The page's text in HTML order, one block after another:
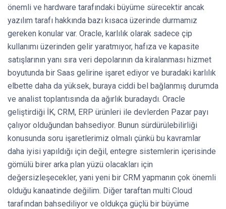
önemli ve hardware tarafındaki büyüme sürecektir ancak
yazılım tarafı hakkında bazı kısaca üzerinde durmamız
gereken konular var. Oracle, karlılık olarak sadece çip
kullanımı üzerinden gelir yaratmıyor, hafıza ve kapasite
satışlarının yanı sıra veri depolarının da kiralanması hizmet
boyutunda bir Saas gelirine işaret ediyor ve buradaki karlılık
elbette daha da yüksek, buraya ciddi bel bağlanmış durumda
ve analist toplantısında da ağırlık buradaydı. Oracle
geliştirdiği İK, CRM, ERP ürünleri ile devlerden Pazar payı
çalıyor olduğundan bahsediyor. Bunun sürdürülebilirliği
konusunda soru işaretlerimiz olmalı çünkü bu kavramlar
daha iyisi yapıldığı için değil, entegre sistemlerin içerisinde
gömülü birer arka plan yüzü olacakları için
değersizleşecekler, yani yeni bir CRM yapmanın çok önemli
olduğu kanaatinde değilim. Diğer taraftan multi Cloud
tarafından bahsediliyor ve oldukça güçlü bir büyüme